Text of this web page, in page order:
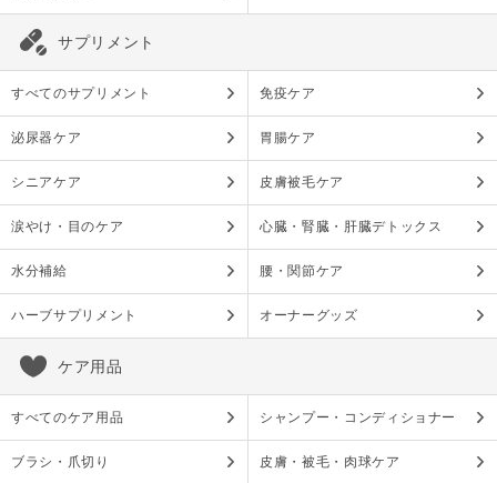
サプリメント
すべてのサプリメント 免疫ケア
泌尿器ケア 胃腸ケア
シニアケア 皮膚被毛ケア
涙やけ・目のケア 心臓・腎臓・肝臓デトックス
水分補給 腰・関節ケア
ハーブサプリメント オーナーグッズ
ケア用品
すべてのケア用品 シャンプー・コンディショナー
ブラシ・爪切り 皮膚・被毛・肉球ケア